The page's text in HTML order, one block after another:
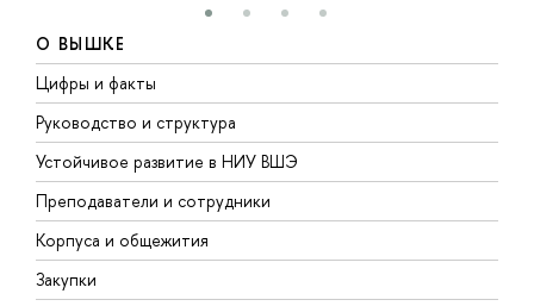
О ВЫШКЕ
Цифры и факты
Руководство и структура
Устойчивое развитие в НИУ ВШЭ
Преподаватели и сотрудники
Корпуса и общежития
Закупки